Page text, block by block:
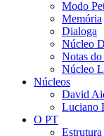
Modo
Memória
Dialoga
Núcleo
Notas
Núcleo
Núcleos
David
Luciano
O PT